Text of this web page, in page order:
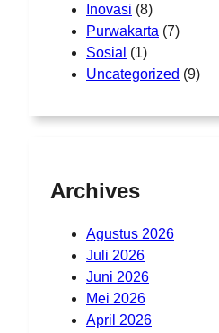
Inovasi (8)
Purwakarta (7)
Sosial (1)
Uncategorized (9)
Archives
Agustus 2026
Juli 2026
Juni 2026
Mei 2026
April 2026